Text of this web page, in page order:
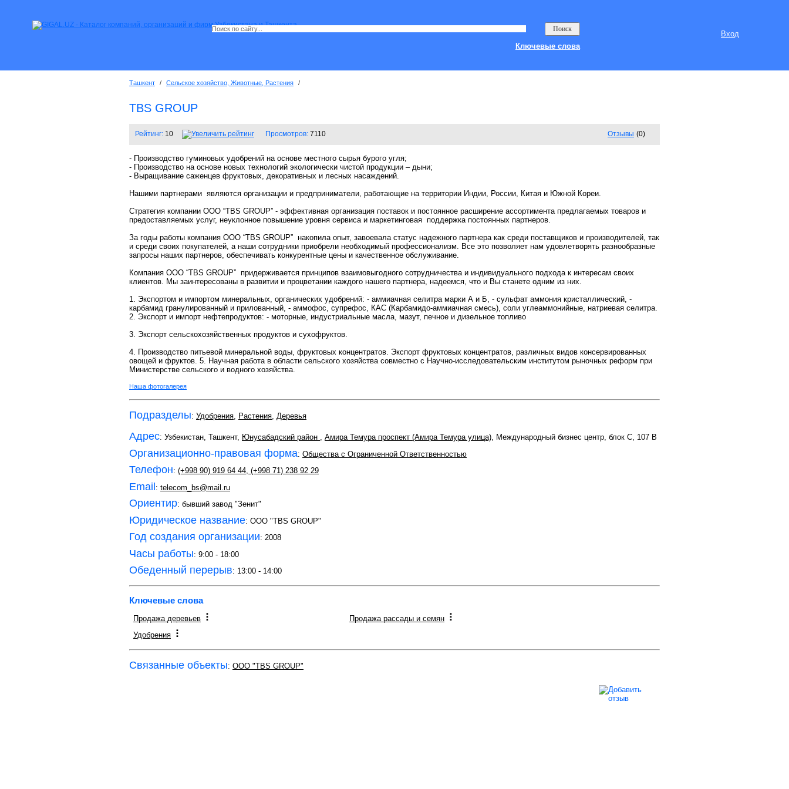
Вход
Ключевые слова
Ташкент / Сельское хозяйство, Животные, Растения /
TBS GROUP
Рейтинг: 10 Просмотров: 7110 Отзывы (0)
- Производство гуминовых удобрений на основе местного сырья бурого угля;
- Производство на основе новых технологий экологически чистой продукции – дыни;
- Выращивание саженцев фруктовых, декоративных и лесных насаждений.
Нашими партнерами являются организации и предприниматели, работающие на территории Индии, России, Китая и Южной Кореи.
Стратегия компании OOO “TBS GROUP” - эффективная организация поставок и постоянное расширение ассортимента предлагаемых товаров и
предоставляемых услуг, неуклонное повышение уровня сервиса и маркетинговая поддержка постоянных партнеров.
За годы работы компания OOO “TBS GROUP” накопила опыт, завоевала статус надежного партнера как среди поставщиков и производителей, так
и среди своих покупателей, а наши сотрудники приобрели необходимый профессионализм. Все это позволяет нам удовлетворять разнообразные
запросы наших партнеров, обеспечивать конкурентные цены и качественное обслуживание.
Компания OOO “TBS GROUP” придерживается принципов взаимовыгодного сотрудничества и индивидуального подхода к интересам своих
клиентов. Мы заинтересованы в развитии и процветании каждого нашего партнера, надеемся, что и Вы станете одним из них.
1. Экспортом и импортом минеральных, органических удобрений: - аммиачная селитра марки А и Б, - сульфат аммония кристаллический, -
карбамид гранулированный и прилованный, - аммофос, супрефос, КАС (Карбамидо-аммиачная смесь), соли углеаммонийные, натриевая селитра.
2. Экспорт и импорт нефтепродуктов: - моторные, индустриальные масла, мазут, печное и дизельное топливо
3. Экспорт сельскохозяйственных продуктов и сухофруктов.
4. Производство питьевой минеральной воды, фруктовых концентратов. Экспорт фруктовых концентратов, различных видов консервированных
овощей и фруктов. 5. Научная работа в области сельского хозяйства совместно с Научно-исследовательским институтом рыночных реформ при
Министерстве сельского и водного хозяйства.
Наша фотогалерея
Подразделы: Удобрения, Растения, Деревья
Адрес: Узбекистан, Ташкент, Юнусабадский район , Амира Темура проспект (Амира Темура улица), Международный бизнес центр, блок С, 107 В
Организационно-правовая форма: Общества с Ограниченной Ответственностью
Телефон: (+998 90) 919 64 44, (+998 71) 238 92 29
Email: telecom_bs@mail.ru
Ориентир: бывший завод "Зенит"
Юридическое название: ООО "TBS GROUP"
Год создания организации: 2008
Часы работы: 9:00 - 18:00
Обеденный перерыв: 13:00 - 14:00
Ключевые слова
Продажа деревьев
Удобрения
Продажа рассады и семян
Связанные объекты: ООО "TBS GROUP"